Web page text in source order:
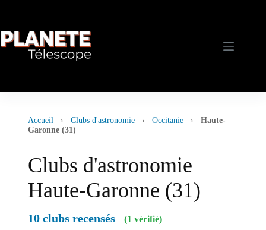
Accueil › Clubs d'astronomie › Occitanie ›
Haute-
Garonne (31)
Clubs d'astronomie
Haute-Garonne (31)
10 clubs recensés (1 vérifié)